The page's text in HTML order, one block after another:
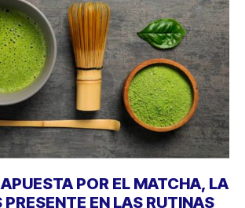
POR EL MATCHA, LA
PRESENTE EN LAS RUTINAS